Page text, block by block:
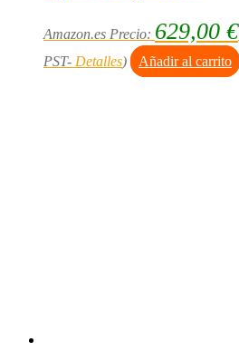
Amazon.es Precio: 629,00 €
PST- Detalles) Añadir al carrito